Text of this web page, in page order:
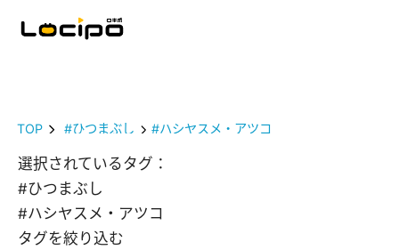
TOP #ひつまぶし #ハシヤスメ・アツコ
選択されているタグ：
#ひつまぶし
#ハシヤスメ・アツコ
タグを絞り込む